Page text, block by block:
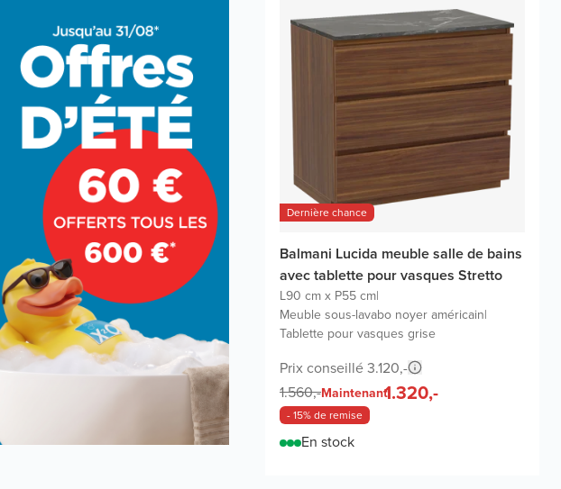
Dernière chance
Balmani Lucida meuble salle de bains
avec tablette pour vasques Stretto
L90 cm x P55 cm|
Meuble sous-lavabo noyer américain|
Tablette pour vasques grise
Prix conseillé 3.120,-
1.560,-Maintenant1.320,-
- 15% de remise
En stock